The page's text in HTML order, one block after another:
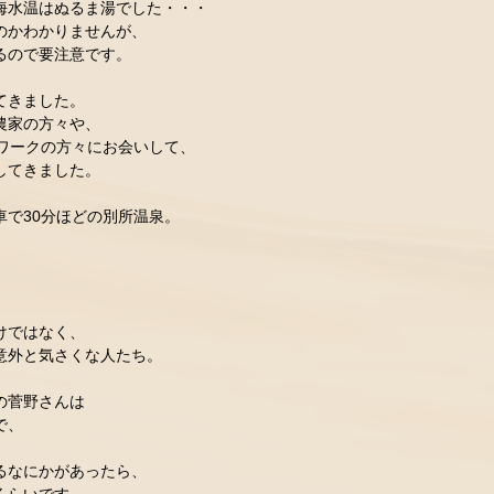
水温はぬるま湯でした・・・
かわかりませんが、
ので要注意です。
きました。
家の方々や、
ークの方々にお会いして、
てきました。
で30分ほどの別所温泉。
ではなく、
外と気さくな人たち。
菅野さんは
、
なにかがあったら、